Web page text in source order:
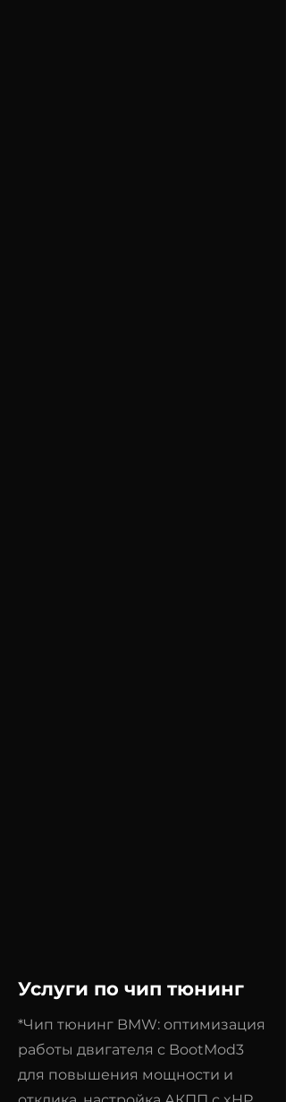
Услуги по чип тюнинг
*Чип тюнинг BMW: оптимизация
работы двигателя с BootMod3
для повышения мощности и